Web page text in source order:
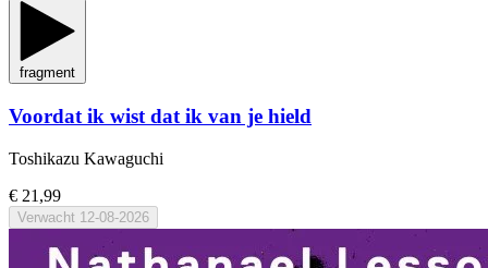
fragment
Voordat ik wist dat ik van je hield
Toshikazu Kawaguchi
€ 21,99
Verwacht 12-08-2026